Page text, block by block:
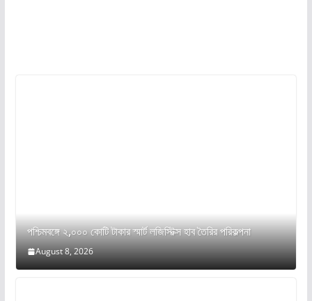
পশ্চিমবঙ্গে ২,০০০ কোটি টাকার স্মার্ট লজিস্টিক্স হাব তৈরির পরিকল্পনা
August 8, 2026